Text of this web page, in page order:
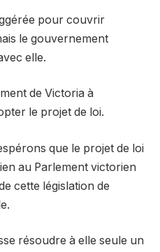
pour couvrir
le gouvernement
elle.
de Victoria à
le projet de loi.
que le projet de loi
au Parlement victorien
cette législation de
résoudre à elle seule un